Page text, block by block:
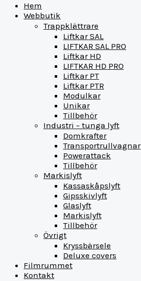
Hem
Webbutik
Trappklättrare
Liftkar SAL
LIFTKAR SAL PRO
Liftkar HD
LIFTKAR HD PRO
Liftkar PT
Liftkar PTR
Modulkar
Unikar
Tillbehör
Industri – tunga lyft
Domkrafter
Transportrullvagnar
Powerattack
Tillbehör
Markislyft
Kassaskåpslyft
Gipsskivlyft
Glaslyft
Markislyft
Tillbehör
Övrigt
Kryssbärsele
Deluxe covers
Filmrummet
Kontakt